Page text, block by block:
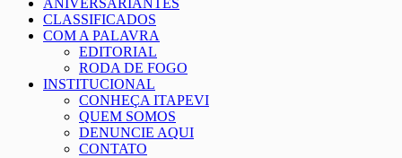
ANIVERSÁRIANTES
CLASSIFICADOS
COM A PALAVRA
EDITORIAL
RODA DE FOGO
INSTITUCIONAL
CONHEÇA ITAPEVI
QUEM SOMOS
DENUNCIE AQUI
CONTATO